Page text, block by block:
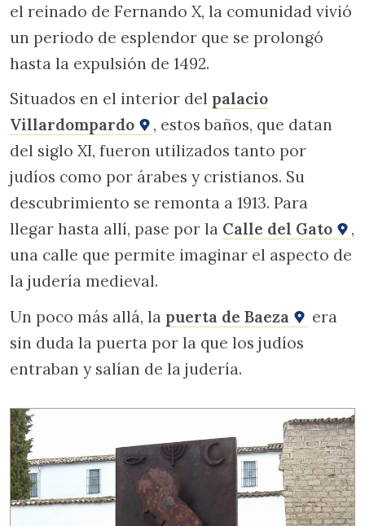
el reinado de Fernando X, la comunidad vivió
un periodo de esplendor que se prolongó
hasta la expulsión de 1492.
Situados en el interior del palacio
Villardompardo
, estos baños, que datan
del siglo XI, fueron utilizados tanto por
judíos como por árabes y cristianos. Su
descubrimiento se remonta a 1913. Para
llegar hasta allí, pase por la Calle del Gato
,
una calle que permite imaginar el aspecto de
la judería medieval.
Un poco más allá, la puerta de Baeza
era
sin duda la puerta por la que los judíos
entraban y salían de la judería.